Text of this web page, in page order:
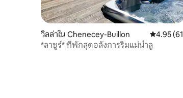
วิลล่าใน Chenecey-Buillon คะแนนเฉ
4.95
*ลาซูร์* ที่พักสุดอลังการริมแม่น้ำลู